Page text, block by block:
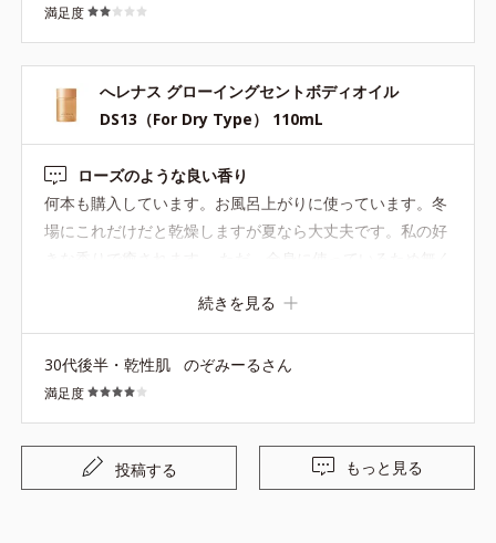
満足度
へレナス グローイングセントボディオイル
DS13（For Dry Type） 110mL
ローズのような良い香り
何本も購入しています。お風呂上がりに使っています。冬
場にこれだけだと乾燥しますが夏なら大丈夫です。私の好
ければ今後も使いますが、お財布事情的にこれからは難し
いかもしれません。
続きを見る
30代後半・乾性肌 のぞみーるさん
満足度
投稿する もっと見る